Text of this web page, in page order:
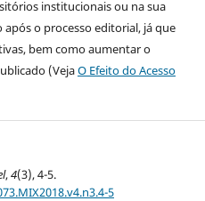
institucionais ou na sua
o processo editorial, já que
bem como aumentar o
(VejaO Efeito do Acesso
,4(3), 4-5.
5